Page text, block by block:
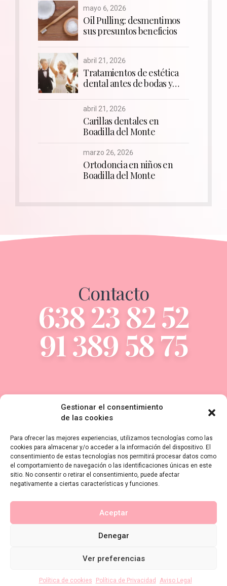
Gestionar el consentimiento
de las cookies
Para ofrecer las mejores experiencias, utilizamos tecnologías como las
cookies para almacenar y/o acceder a la información del dispositivo. El
consentimiento de estas tecnologías nos permitirá procesar datos como
el comportamiento de navegación o las identificaciones únicas en este
sitio. No consentir o retirar el consentimiento, puede afectar
negativamente a ciertas características y funciones.
Aceptar
Denegar
Ver preferencias
Política de cookies Política de Privacidad Aviso Legal
mayo 6, 2026
Oil Pulling: desmentimos
sus presuntos beneficios
abril 21, 2026
Tratamientos de estética
dental antes de bodas y
abril 21, 2026
Carillas dentales en
Boadilla del Monte
marzo 26, 2026
Ortodoncia en niños en
Boadilla del Monte
Contacto
638 23 82 52
91 389 58 75
Dirección
Boadilla del Monte, Madrid.
Email
info@boadilladental.com
Lunes a Viernes: 10:30 A 14 Y 16 A 20:30